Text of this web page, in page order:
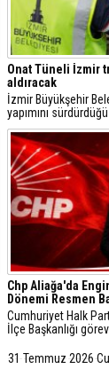
Onat Tüneli İzmir
aldıracak
İzmir Büyükşehir
yapımını
tamamlandığında,
arasındaki ulaşım
dakikaya inecek.
Chp Aliağa'da
Dönemi Resmen
Cumhuriyet Halk
İlçe Başkanlığı
yaptığı
31 Temmuz 2026